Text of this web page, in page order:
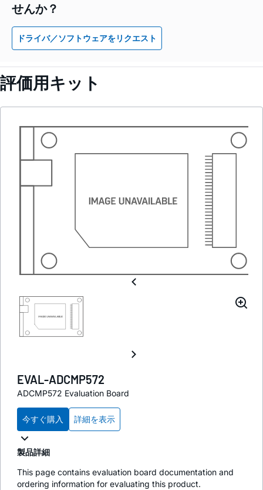
せんか？
ドライバ／ソフトウェアをリクエスト
評価用キット
EVAL-ADCMP572
ADCMP572 Evaluation Board
今すぐ購入 詳細を表示
製品詳細
This page contains evaluation board documentation and
ordering information for evaluating this product.